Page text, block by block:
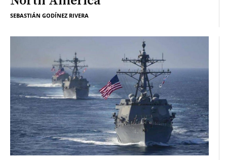
SEBASTIÁN GODÍNEZ RIVERA